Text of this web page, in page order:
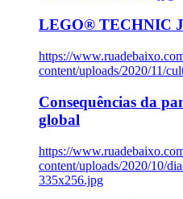
LEGO® TECHNIC
https://
content/uploads/2020/11/
Consequências da
global
https://
content/uploads/2020/10/
335x256.jpg